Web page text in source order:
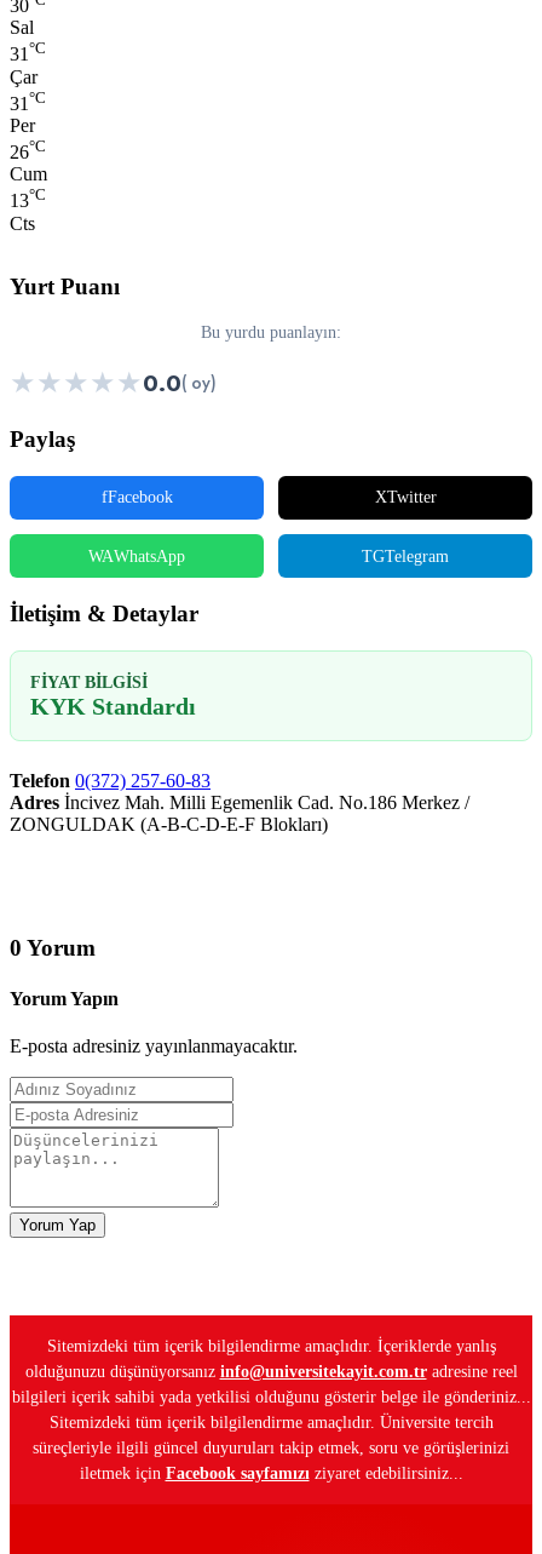
30
Sal
31°C
Çar
31 °C
Per
26°C
Cum
13°C
Cts
Yurt Puanı
Bu yurdu puanlayın:
★★★★★0.0( oy)
Paylaş
fFacebook XTwitter
WAWhatsApp TGTelegram
İletişim & Detaylar
FIYAT BILGISI
KYK Standardı
Telefon 0(372) 257-60-83
Adres İncivez Mah. Milli Egemenlik Cad. No.186 Merkez /
ZONGULDAK (A-B-C-D-E-F Blokları)
0 Yorum
Yorum Yapın
E-posta adresiniz yayınlanmayacaktır.
Yorum Yap
Sitemizdeki tüm içerik bilgilendirme amaçlıdır. İçeriklerde yanlış
olduğunuzu düşünüyorsanız info@universitekayit.com.tradresine reel
bilgileri içerik sahibi yada yetkilisi olduğunu gösterir belge ile gönderiniz...
Sitemizdeki tüm içerik bilgilendirme amaçlıdır. Üniversite tercih
süreçleriyle ilgili güncel duyuruları takip etmek, soru ve görüşlerinizi
iletmek için Facebook sayfamızı ziyaret edebilirsiniz...